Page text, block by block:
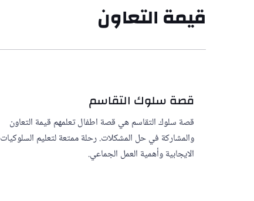
قيمة التعاون
قصة سلوك التقاسم
قصة سلوك التقاسم هي قصة اطفال تعلمهم قيمة التعاون
والمشاركة في حل المشكلات. رحلة ممتعة لتعليم السلوكيات
الايجابية وأهمية العمل الجماعي.